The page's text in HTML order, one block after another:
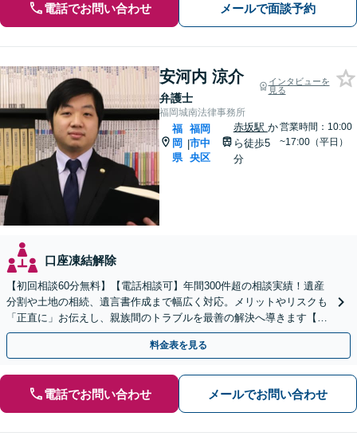
電話でお問い合わせ メールで面談予約
安河内 涼介
弁護士
インタビューを
見る
福岡城南法律事務所
福
岡
県
|
福岡
市中
央区
赤坂駅 か
ら徒歩5
分
営業時間：10:00
~17:00（平日）
口座凍結解除
【初回相談60分無料】【電話相談可】年間300件超の相談実績！遺産
分割や土地の相続、遺言書作成まで幅広く対応。メリットやリスクも
「正直に」お伝えし、親族間のトラブルを最善の解決へ導きます【法
テラス利用可】
料金表を見る
電話でお問い合わせ メールでお問い合わせ